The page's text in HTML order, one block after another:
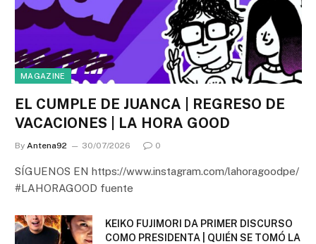
MAGAZINE
EL CUMPLE DE JUANCA | REGRESO DE
VACACIONES | LA HORA GOOD
By Antena92 30/07/2026 0
SÍGUENOS EN https://www.instagram.com/lahoragoodpe/
#LAHORAGOOD fuente
KEIKO FUJIMORI DA PRIMER DISCURSO
COMO PRESIDENTA | QUIÉN SE TOMÓ LA